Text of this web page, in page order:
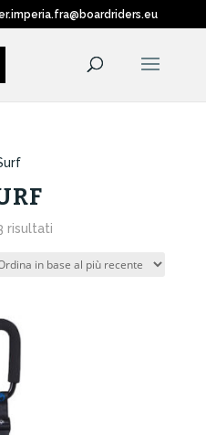
risultatiOrdina
base